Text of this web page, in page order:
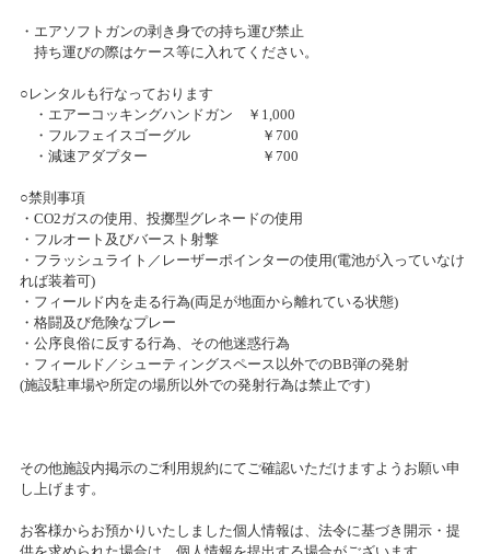
2015/08/28
カテゴリ：セール
4ｏｎ4ＢＡＴＴＬＥ～ＴａｍＴａｍステージ札幌～Vol.2
2023/12/10(日)～2023/12/10(日)
カテゴリ：ミリタリー
2023年末セール開催のお知らせ
2023/11/23(木)～2023/12/31(日)
カテゴリ：セール
2対2ペアサバゲー大会「2on2BATTLE」～TamTamステージ札幌
～Vol.1開催
2023/11/04(土)～2023/11/04(土)
カテゴリ：ミリタリー
2023/11/03(金)～2024/01/21(日)
・エアソフトガンの剥き身での持ち運び禁止
持ち運びの際はケース等に入れてください。
○レンタルも行なっております
・エアーコッキングハンドガン ￥1,000
・フルフェイスゴーグル ￥700
・減速アダプター ￥700
○禁則事項
・CO2ガスの使用、投擲型グレネードの使用
・フルオート及びバースト射撃
・フラッシュライト／レーザーポインターの使用(電池が入っていなけ
れば装着可)
・フィールド内を走る行為(両足が地面から離れている状態)
・格闘及び危険なプレー
・公序良俗に反する行為、その他迷惑行為
・フィールド／シューティングスペース以外でのBB弾の発射
(施設駐車場や所定の場所以外での発射行為は禁止です)
その他施設内掲示のご利用規約にてご確認いただけますようお願い申
し上げます。
お客様からお預かりいたしました個人情報は、法令に基づき開示・提